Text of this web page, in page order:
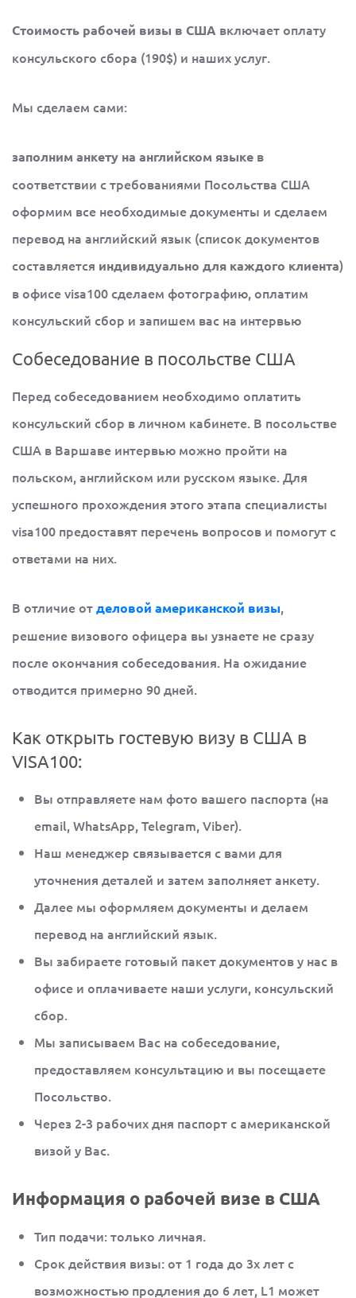
Стоимость рабочей визы в США включает оплату
консульского сбора (190$) и наших услуг.
Мы сделаем сами:
заполним анкету на английском языке в
соответствии с требованиями Посольства США
оформим все необходимые документы и сделаем
перевод на английский язык (список документов
составляется индивидуально для каждого клиента)
в офисе visa100 сделаем фотографию, оплатим
консульский сбор и запишем вас на интервью
Собеседование в посольстве США
Перед собеседованием необходимо оплатить
консульский сбор в личном кабинете. В посольстве
США в Варшаве интервью можно пройти на
польском, английском или русском языке. Для
успешного прохождения этого этапа специалисты
visa100 предоставят перечень вопросов и помогут с
ответами на них.
В отличие отделовой американской визы,
решение визового офицера вы узнаете не сразу
после окончания собеседования. На ожидание
отводится примерно 90 дней.
Как открыть гостевую визу в США в
VISA100:
Вы отправляете нам фото вашего паспорта (на
email, WhatsApp, Telegram, Viber).
Наш менеджер связывается с вами для
уточнения деталей и затем заполняет анкету.
Далее мы оформляем документы и делаем
перевод на английский язык.
Вы забираете готовый пакет документов у нас в
офисе и оплачиваете наши услуги, консульский
сбор.
Мы записываем Вас на собеседование,
предоставляем консультацию и вы посещаете
Посольство.
Через 2-3 рабочих дня паспорт с американской
визой у Вас.
Информация о рабочей визе в США
Тип подачи: только личная.
Срок действия визы: от 1 года до 3х лет с
возможностью продления до 6 лет, L1 может